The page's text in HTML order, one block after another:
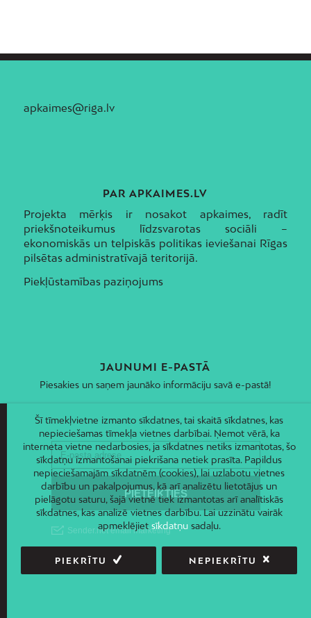
apkaimes@riga.lv
PAR APKAIMES.LV
Projekta mērķis ir nosakot apkaimes, radīt
priekšnoteikumus līdzsvarotas sociāli –
ekonomiskās un telpiskās politikas ieviešanai Rīgas
pilsētas administratīvajā teritorijā.
Piekļūstamības paziņojums
JAUNUMI E-PASTĀ
Piesakies un saņem jaunāko informāciju savā e-pastā!
Šī tīmekļvietne izmanto sīkdatnes, tai skaitā sīkdatnes, kas
nepieciešamas tīmekļa vietnes darbībai. Ņemot vērā, ka
interneta vietne nedarbosies, ja sīkdatnes netiks izmantotas, šo
sīkdatņu izmantošanai piekrišana netiek prasīta. Papildus
nepieciešamajām sīkdatnēm (cookies), lai uzlabotu vietnes
darbību un pakalpojumus, kā arī analizētu lietotājus un
pielāgotu saturu, šajā vietnē tiek izmantotas arī analītiskās
sīkdatnes, kas analizē vietnes darbību. Lai uzzinātu vairāk
apmeklējietsīkdatņusadaļu.
PIEKRĪTU NEPIEKRĪTU